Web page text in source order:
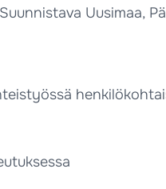
Uusimaa,